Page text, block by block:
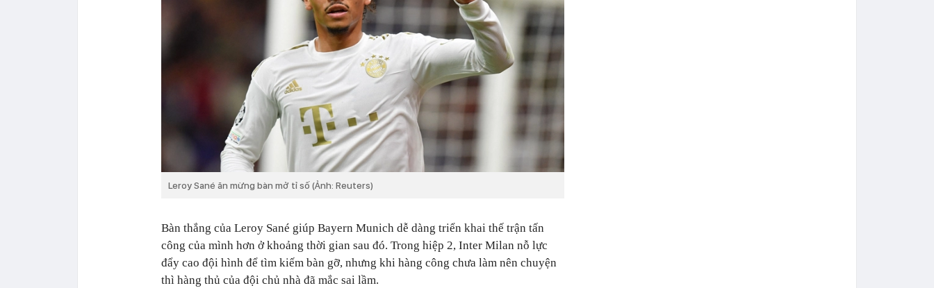
Leroy Sané ăn mừng bàn mở tỉ số (Ảnh: Reuters)
Bàn thắng của Leroy Sané giúp Bayern Munich dễ dàng triển khai thế trận tấn
công của mình hơn ở khoảng thời gian sau đó. Trong hiệp 2, Inter Milan nỗ lực
đẩy cao đội hình để tìm kiếm bàn gỡ, nhưng khi hàng công chưa làm nên chuyện
thì hàng thủ của đội chủ nhà đã mắc sai lầm.